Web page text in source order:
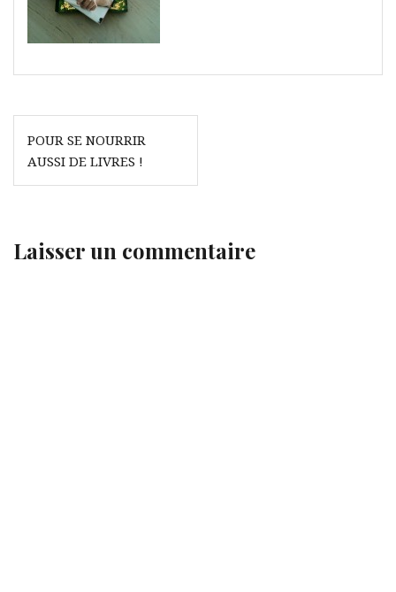
Navigation
de
l’article
POUR SE NOURRIR
AUSSI DE LIVRES !
Laisser un commentaire